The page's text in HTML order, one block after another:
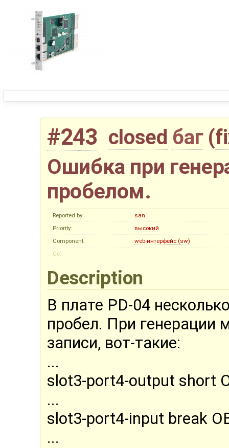
#243 closed баг (
Ошибка при
пробелом.
Reported by:
san
Priority:
высокий
Component:
web-интерфейс (sw)
Cc:
Description
В плате PD-04
пробел. При генерации
записи, вот-такие:
...
slot3-port4-output short
...
slot3-port4-input break
...